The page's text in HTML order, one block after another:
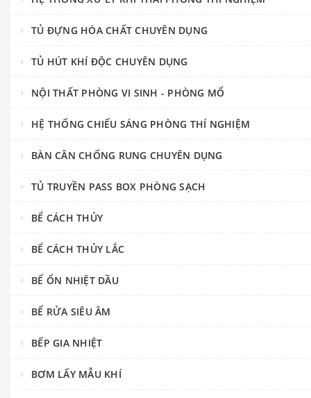
TỦ ĐỰNG HÓA CHẤT CHUYÊN DỤNG
TỦ HÚT KHÍ ĐỘC CHUYÊN DỤNG
NỘI THẤT PHÒNG VI SINH - PHÒNG MỔ
HỆ THỐNG CHIẾU SÁNG PHÒNG THÍ NGHIỆM
BÀN CÂN CHỐNG RUNG CHUYÊN DỤNG
TỦ TRUYỀN PASS BOX PHÒNG SẠCH
BỂ CÁCH THỦY
BỂ CÁCH THỦY LẮC
BỂ ỔN NHIỆT DẦU
BỂ RỬA SIÊU ÂM
BẾP GIA NHIỆT
BƠM LẤY MẪU KHÍ